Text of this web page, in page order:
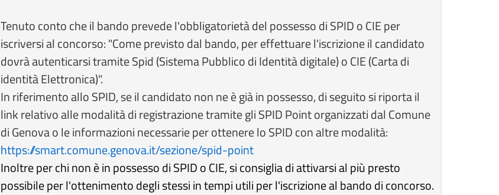
Tenuto conto che il bando prevede l'obbligatorietà del possesso di SPID o CIE per
iscriversi al concorso: "Come previsto dal bando, per effettuare l'iscrizione il candidato
dovrà autenticarsi tramite Spid (Sistema Pubblico di Identità digitale) o CIE (Carta di
identità Elettronica)".
In riferimento allo SPID, se il candidato non ne è già in possesso, di seguito si riporta il
link relativo alle modalità di registrazione tramite gli SPID Point organizzati dal Comune
di Genova o le informazioni necessarie per ottenere lo SPID con altre modalità:
https://smart.comune.genova.it/sezione/spid-point
Inoltre per chi non è in possesso di SPID o CIE, si consiglia di attivarsi al più presto
possibile per l'ottenimento degli stessi in tempi utili per l'iscrizione al bando di concorso.